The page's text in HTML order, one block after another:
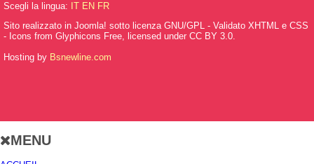
Scegli la lingua: IT EN FR
Sito realizzato in Joomla! sotto licenza GNU/GPL - Validato XHTML e CSS
- Icons from Glyphicons Free, licensed under CC BY 3.0.
Hosting by Bsnewline.com
MENU